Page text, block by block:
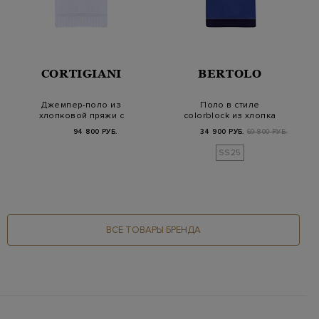
CORTIGIANI
Джемпер-поло из
хлопковой пряжи с
94 800 РУБ.
BERTOLO
Поло в стиле
colorblock из хлопка
…
34 900 РУБ. 69 800 РУБ.
SS25
ВСЕ ТОВАРЫ БРЕНДА